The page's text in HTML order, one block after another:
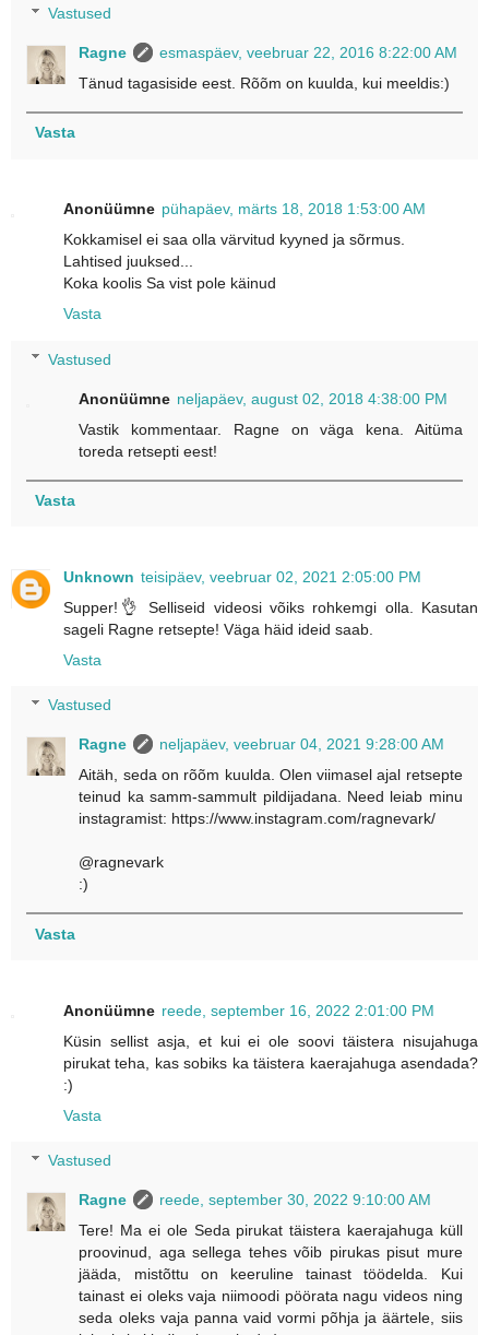
Vastused
Ragne
esmaspäev, veebruar 22, 2016 8:22:00 AM
Tänud tagasiside eest. Rõõm on kuulda, kui meeldis:)
Vasta
Anonüümne pühapäev, märts 18, 2018 1:53:00 AM
Kokkamisel ei saa olla värvitud kyyned ja sõrmus.
Lahtised juuksed...
Koka koolis Sa vist pole käinud
Vasta
Vastused
Anonüümne neljapäev, august 02, 2018 4:38:00 PM
Vastik kommentaar. Ragne on väga kena. Aitüma
toreda retsepti eest!
Vasta
Unknown teisipäev, veebruar 02, 2021 2:05:00 PM
Supper!👌 Selliseid videosi võiks rohkemgi olla. Kasutan
sageli Ragne retsepte! Väga häid ideid saab.
Vasta
Vastused
Ragne
neljapäev, veebruar 04, 2021 9:28:00 AM
Aitäh, seda on rõõm kuulda. Olen viimasel ajal retsepte
teinud ka samm-sammult pildijadana. Need leiab minu
instagramist: https://www.instagram.com/ragnevark/
@ragnevark
:)
Vasta
Anonüümne reede, september 16, 2022 2:01:00 PM
Küsin sellist asja, et kui ei ole soovi täistera nisujahuga
pirukat teha, kas sobiks ka täistera kaerajahuga asendada?
:)
Vasta
Vastused
Ragne
reede, september 30, 2022 9:10:00 AM
Tere! Ma ei ole Seda pirukat täistera kaerajahuga küll
proovinud, aga sellega tehes võib pirukas pisut mure
jääda, mistõttu on keeruline tainast töödelda. Kui
tainast ei oleks vaja niimoodi pöörata nagu videos ning
seda oleks vaja panna vaid vormi põhja ja äärtele, siis